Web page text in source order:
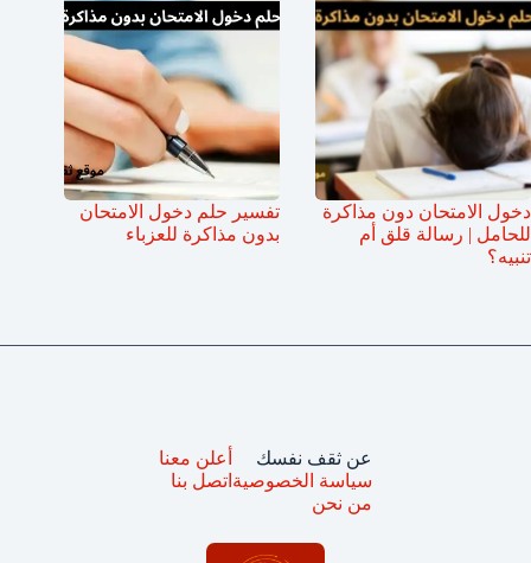
دخول الامتحان دون مذاكرة
للحامل | رسالة قلق أم
تنبيه؟
تفسير حلم دخول الامتحان
بدون مذاكرة للعزباء
عن ثقف نفسك
سياسة الخصوصية
من نحن
أعلن معنا
اتصل بنا